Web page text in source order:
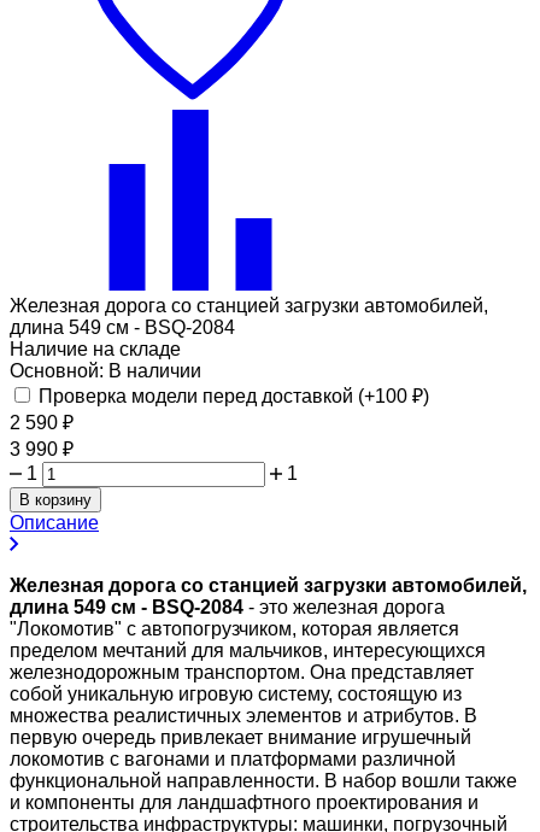
Железная дорога со станцией загрузки автомобилей,
длина 549 см - BSQ-2084
Наличие на складе
Основной: В наличии
Проверка модели перед доставкой (+100 ₽)
2 590 ₽
3 990 ₽
1
1
В корзину
Описание
Железная дорога со станцией загрузки автомобилей,
длина 549 см - BSQ-2084 - это железная дорога
"Локомотив" с автопогрузчиком, которая является
пределом мечтаний для мальчиков, интересующихся
железнодорожным транспортом. Она представляет
собой уникальную игровую систему, состоящую из
множества реалистичных элементов и атрибутов. В
первую очередь привлекает внимание игрушечный
локомотив с вагонами и платформами различной
функциональной направленности. В набор вошли также
и компоненты для ландшафтного проектирования и
строительства инфраструктуры: машинки, погрузочный